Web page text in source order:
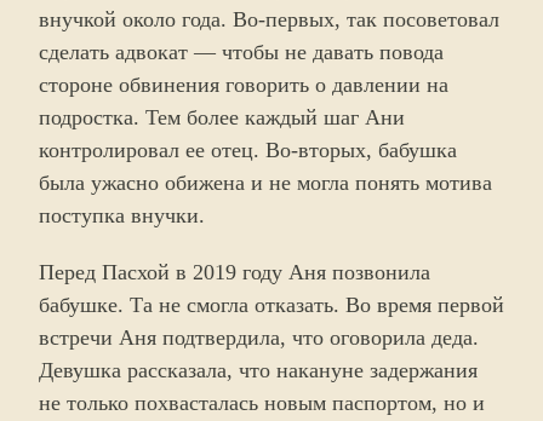
внучкой около года. Во-первых, так посоветовал
сделать адвокат — чтобы не давать повода
стороне обвинения говорить о давлении на
подростка. Тем более каждый шаг Ани
контролировал ее отец. Во-вторых, бабушка
была ужасно обижена и не могла понять мотива
поступка внучки.
Перед Пасхой в 2019 году Аня позвонила
бабушке. Та не смогла отказать. Во время первой
встречи Аня подтвердила, что оговорила деда.
Девушка рассказала, что накануне задержания
не только похвасталась новым паспортом, но и